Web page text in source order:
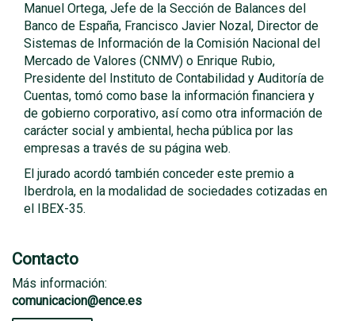
Manuel Ortega, Jefe de la Sección de Balances del
Banco de España, Francisco Javier Nozal, Director de
Sistemas de Información de la Comisión Nacional del
Mercado de Valores (CNMV) o Enrique Rubio,
Presidente del Instituto de Contabilidad y Auditoría de
Cuentas, tomó como base la información financiera y
de gobierno corporativo, así como otra información de
carácter social y ambiental, hecha pública por las
empresas a través de su página web.
El jurado acordó también conceder este premio a
Iberdrola, en la modalidad de sociedades cotizadas en
el IBEX-35.
Contacto
Más información:
comunicacion@ence.es